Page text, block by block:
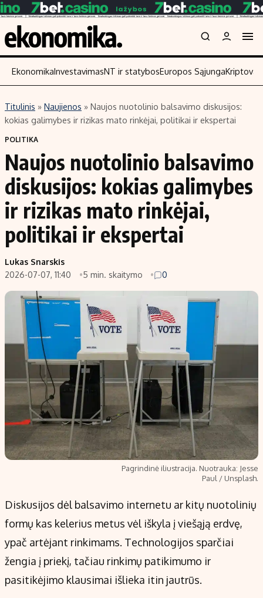
Turinys
Naujienos
Aplinka
Verslas
Energetika
Ekonomika
Politika
Skaitykite
Įmonės
Žemės ūkis
Technologijos
Laisvalaikis
Investavimas
Akcijų rinka
Saulės elektrinės
Kriptovaliutos
Infliacija
Migracija
Nedarbo išmokos skaičiuoklė
Indėliai
Indėlių skaičiuoklė
Būsto finansai
Įdomios naujienos
Redakcija
Apie mus
Turinio žymėjimo taisyklės
Kontaktai
Regionų naujienos
Indėlių palūkanos
EkonomikaInvestavimasNT ir statybosEuropos Sąjunga
Titulinis » Naujienos » Naujos nuotolinio balsavimo diskusijos:
kokias galimybes ir rizikas mato rinkėjai, politikai ir ekspertai
POLITIKA
Naujos nuotolinio balsavimo
diskusijos: kokias galimybes
ir rizikas mato rinkėjai,
politikai ir ekspertai
Lukas Snarskis
2026-07-07, 11:40
5 min. skaitymo 0
Pagrindinė iliustracija. Nuotrauka: Jesse
Paul / Unsplash.
Diskusijos dėl balsavimo internetu ar kitų nuotolinių
formų kas kelerius metus vėl iškyla į viešąją erdvę,
ypač artėjant rinkimams. Technologijos sparčiai
žengia į priekį, tačiau rinkimų patikimumo ir
pasitikėjimo klausimai išlieka itin jautrūs.